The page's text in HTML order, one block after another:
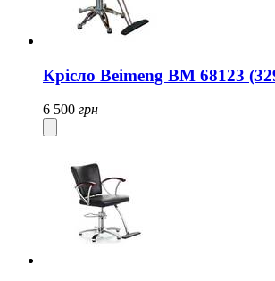
Крісло Beimeng BM 68123
6 500 грн